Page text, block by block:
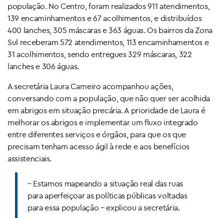
população. No Centro, foram realizados 911 atendimentos,
139 encaminhamentos e 67 acolhimentos, e distribuídos
400 lanches, 305 máscaras e 363 águas. Os bairros da Zona
Sul receberam 572 atendimentos, 113 encaminhamentos e
31 acolhimentos, sendo entregues 329 máscaras, 322
lanches e 306 águas.
A secretária Laura Carneiro acompanhou ações,
conversando com a população, que não quer ser acolhida
em abrigos em situação precária. A prioridade de Laura é
melhorar os abrigos e implementar um fluxo integrado
entre diferentes serviços e órgãos, para que os que
precisam tenham acesso ágil à rede e aos benefícios
assistenciais.
– Estamos mapeando a situação real das ruas
para aperfeiçoar as políticas públicas voltadas
para essa população – explicou a secretária.